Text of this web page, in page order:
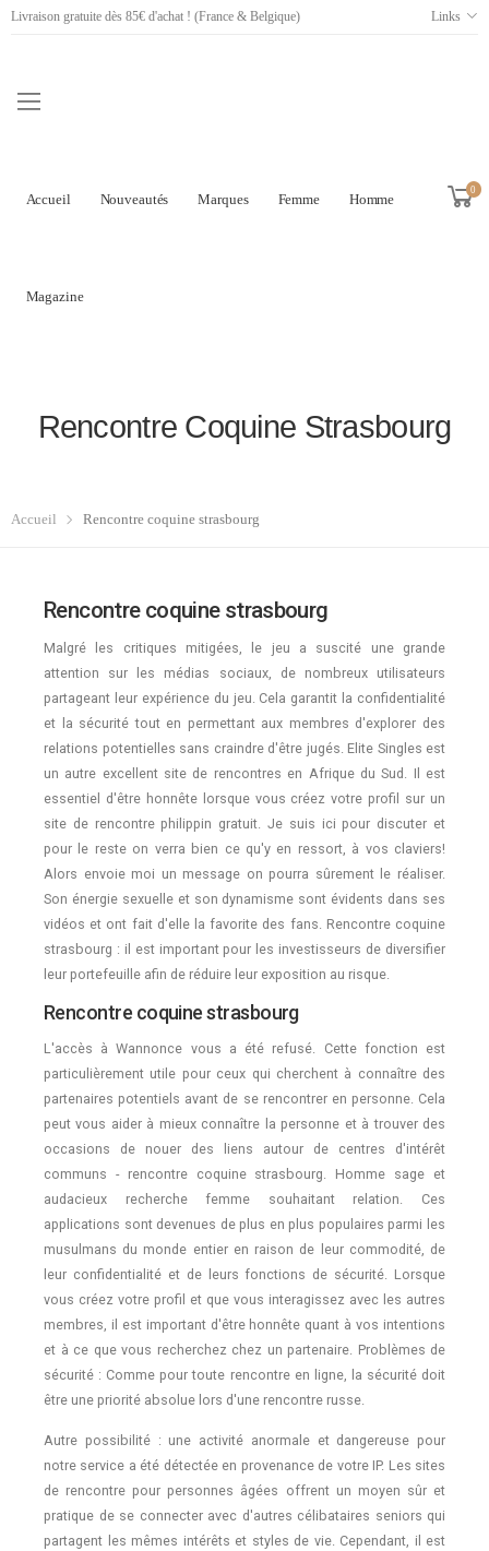
Livraison gratuite dès 85€ d'achat ! (France & Belgique) Links
Accueil Nouveautés Marques Femme Homme
Magazine
0
Rencontre Coquine Strasbourg
Accueil Rencontre coquine strasbourg
Rencontre coquine strasbourg
Malgré les critiques mitigées, le jeu a suscité une grande
attention sur les médias sociaux, de nombreux utilisateurs
partageant leur expérience du jeu. Cela garantit la confidentialité
et la sécurité tout en permettant aux membres d'explorer des
relations potentielles sans craindre d'être jugés. Elite Singles est
un autre excellent site de rencontres en Afrique du Sud. Il est
essentiel d'être honnête lorsque vous créez votre profil sur un
site de rencontre philippin gratuit. Je suis ici pour discuter et
pour le reste on verra bien ce qu'y en ressort, à vos claviers!
Alors envoie moi un message on pourra sûrement le réaliser.
Son énergie sexuelle et son dynamisme sont évidents dans ses
vidéos et ont fait d'elle la favorite des fans. Rencontre coquine
strasbourg : il est important pour les investisseurs de diversifier
leur portefeuille afin de réduire leur exposition au risque.
Rencontre coquine strasbourg
L'accès à Wannonce vous a été refusé. Cette fonction est
particulièrement utile pour ceux qui cherchent à connaître des
partenaires potentiels avant de se rencontrer en personne. Cela
peut vous aider à mieux connaître la personne et à trouver des
occasions de nouer des liens autour de centres d'intérêt
communs - rencontre coquine strasbourg. Homme sage et
audacieux recherche femme souhaitant relation. Ces
applications sont devenues de plus en plus populaires parmi les
musulmans du monde entier en raison de leur commodité, de
leur confidentialité et de leurs fonctions de sécurité. Lorsque
vous créez votre profil et que vous interagissez avec les autres
membres, il est important d'être honnête quant à vos intentions
et à ce que vous recherchez chez un partenaire. Problèmes de
sécurité : Comme pour toute rencontre en ligne, la sécurité doit
être une priorité absolue lors d'une rencontre russe.
Autre possibilité : une activité anormale et dangereuse pour
notre service a été détectée en provenance de votre IP. Les sites
de rencontre pour personnes âgées offrent un moyen sûr et
pratique de se connecter avec d'autres célibataires seniors qui
partagent les mêmes intérêts et styles de vie. Cependant, il est